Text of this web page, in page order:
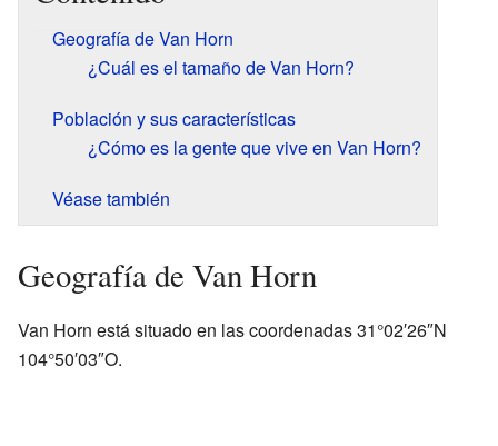
Geografía de Van Horn
¿Cuál es el tamaño de Van Horn?
Población y sus características
¿Cómo es la gente que vive en Van Horn?
Véase también
Geografía de Van Horn
Van Horn está situado en las coordenadas 31°02′26″N
104°50′03″O.